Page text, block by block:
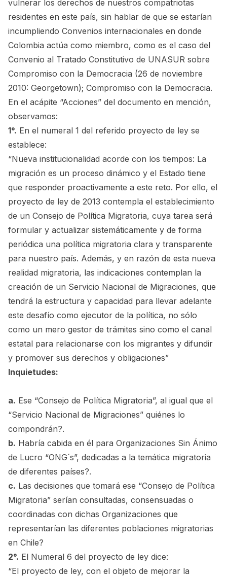
vulnerar los derechos de nuestros compatriotas
residentes en este país, sin hablar de que se estarían
incumpliendo Convenios internacionales en donde
Colombia actúa como miembro, como es el caso del
Convenio al Tratado Constitutivo de UNASUR sobre
Compromiso con la Democracia (26 de noviembre
2010: Georgetown); Compromiso con la Democracia.
En el acápite “Acciones” del documento en mención,
observamos:
1°. En el numeral 1 del referido proyecto de ley se
establece:
“Nueva institucionalidad acorde con los tiempos: La
migración es un proceso dinámico y el Estado tiene
que responder proactivamente a este reto. Por ello, el
proyecto de ley de 2013 contempla el establecimiento
de un Consejo de Política Migratoria, cuya tarea será
formular y actualizar sistemáticamente y de forma
periódica una política migratoria clara y transparente
para nuestro país. Además, y en razón de esta nueva
realidad migratoria, las indicaciones contemplan la
creación de un Servicio Nacional de Migraciones, que
tendrá la estructura y capacidad para llevar adelante
este desafío como ejecutor de la política, no sólo
como un mero gestor de trámites sino como el canal
estatal para relacionarse con los migrantes y difundir
y promover sus derechos y obligaciones”
Inquietudes:
a. Ese “Consejo de Política Migratoria”, al igual que el
“Servicio Nacional de Migraciones” quiénes lo
compondrán?.
b. Habría cabida en él para Organizaciones Sin Ánimo
de Lucro “ONG´s”, dedicadas a la temática migratoria
de diferentes países?.
c. Las decisiones que tomará ese “Consejo de Política
Migratoria” serían consultadas, consensuadas o
coordinadas con dichas Organizaciones que
representarían las diferentes poblaciones migratorias
en Chile?
2°. El Numeral 6 del proyecto de ley dice:
“El proyecto de ley, con el objeto de mejorar la